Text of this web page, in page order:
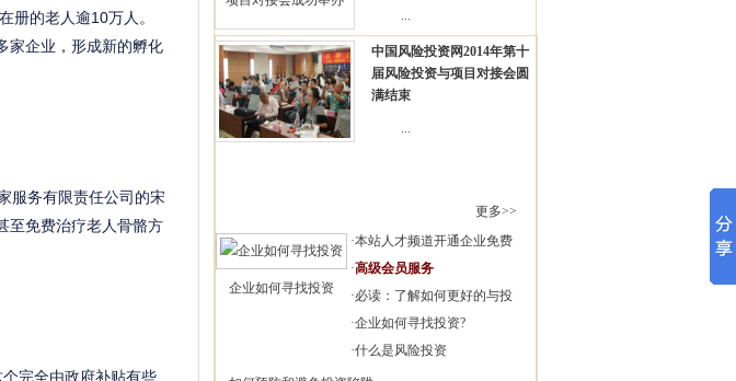
册的老人逾10万人。
家企业，形成新的孵化
服务有限责任公司的宋
至免费治疗老人骨骼方
完全由政府补贴有些
...
中国风险投资网2014年第十
届风险投资与项目对接会圆
满结束
...
更多>>
企业如何寻找投资
·本站人才频道开通企业免费
·高级会员服务
·必读：了解如何更好的与投
·企业如何寻找投资?
·什么是风险投资